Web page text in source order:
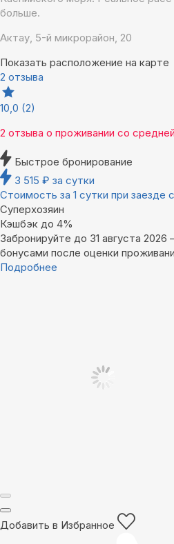
больше.
Актау, 5-й микрорайон, 20
Показать расположение на карте
2 отзыва
10,0 (2)
2 отзыва о проживании со
Быстрое бронирование
3 515 ₽ за сутки
Стоимость за 1 сутки при заезде
Суперхозяин
Кэшбэк до 4%
Забронируйте до 31 августа
бонусами после оценки
Подробнее
Добавить в Избранное